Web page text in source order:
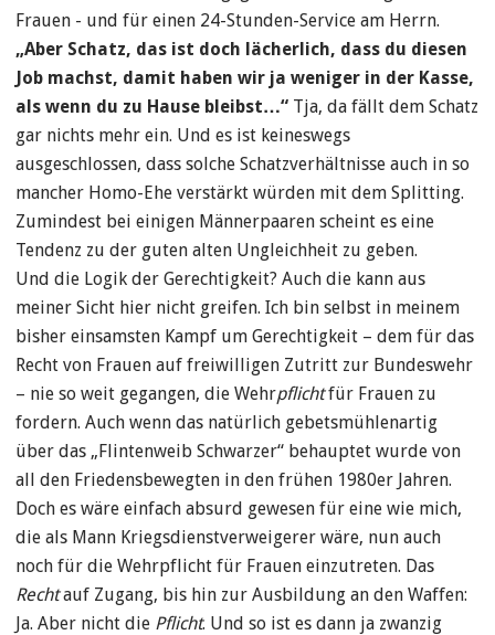
Frauen - und für einen 24-Stunden-Service am Herrn.
„Aber Schatz, das ist doch lächerlich, dass du diesen
Job machst, damit haben wir ja weniger in der Kasse,
als wenn du zu Hause bleibst…“ Tja, da fällt dem Schatz
gar nichts mehr ein. Und es ist keineswegs
ausgeschlossen, dass solche Schatzverhältnisse auch in so
mancher Homo-Ehe verstärkt würden mit dem Splitting.
Zumindest bei einigen Männerpaaren scheint es eine
Tendenz zu der guten alten Ungleichheit zu geben.
Und die Logik der Gerechtigkeit? Auch die kann aus
meiner Sicht hier nicht greifen. Ich bin selbst in meinem
bisher einsamsten Kampf um Gerechtigkeit – dem für das
Recht von Frauen auf freiwilligen Zutritt zur Bundeswehr
– nie so weit gegangen, die Wehrpflichtfür Frauen zu
fordern. Auch wenn das natürlich gebetsmühlenartig
über das „Flintenweib Schwarzer“ behauptet wurde von
all den Friedensbewegten in den frühen 1980er Jahren.
Doch es wäre einfach absurd gewesen für eine wie mich,
die als Mann Kriegsdienstverweigerer wäre, nun auch
noch für die Wehrpflicht für Frauen einzutreten. Das
Rechtauf Zugang, bis hin zur Ausbildung an den Waffen:
Ja. Aber nicht die Pflicht. Und so ist es dann ja zwanzig